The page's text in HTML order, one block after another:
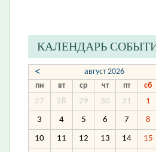
КАЛЕНДАРЬ
< август 2026
пн вт ср чт пт сб
27
28 29 30 31 1
3 4 5 6 7 8
10 11 12 13 14 15